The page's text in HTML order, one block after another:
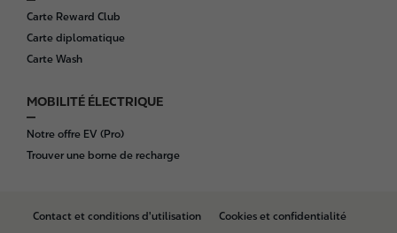
Carte Reward Club
Carte diplomatique
Carte Wash
MOBILITÉ ÉLECTRIQUE
Notre offre EV (Pro)
Trouver une borne de recharge
B
Contact et conditions d'utilisation Cookies et confidentialité